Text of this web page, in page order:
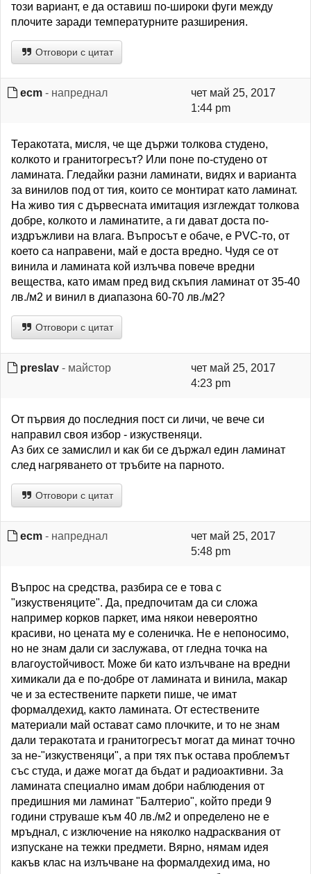
този вариант, е да оставиш по-широки фуги между
плочите заради температурните разширения.
Отговори с цитат
ecm - напреднал
чет май 25, 2017
1:44 pm
Теракотата, мисля, че ще държи толкова студено,
колкото и гранитогресът? Или поне по-студено от
ламината. Гледайки разни ламинати, видях и варианта
за винилов под от тия, които се монтират като ламинат.
На живо тия с дървесната имитация изглеждат толкова
добре, колкото и ламинатите, а ги дават доста по-
издръжливи на влага. Въпросът е обаче, е PVC-то, от
което са направени, май е доста вредно. Чудя се от
винила и ламината кой излъчва повече вредни
вещества, като имам пред вид скъпия ламинат от 35-40
лв./м2 и винил в диапазона 60-70 лв./м2?
Отговори с цитат
preslav - майстор
чет май 25, 2017
4:23 pm
От първия до последния пост си личи, че вече си
направил своя избор - изкуственяци.
Аз бих се замислил и как би се държал един ламинат
след нагряването от тръбите на парното.
Отговори с цитат
ecm - напреднал
чет май 25, 2017
5:48 pm
Въпрос на средства, разбира се е това с
"изкуственяците". Да, предпочитам да си сложа
например корков паркет, има някои невероятно
красиви, но цената му е соленичка. Не е непоносимо,
но не знам дали си заслужава, от гледна точка на
влагоустойчивост. Може би като излъчване на вредни
химикали да е по-добре от ламината и винила, макар
че и за естествените паркети пише, че имат
формалдехид, както ламината. От естествените
материали май остават само плочките, и то не знам
дали теракотата и гранитогресът могат да минат точно
за не-"изкуственяци", а при тях пък остава проблемът
със студа, и даже могат да бъдат и радиоактивни. За
ламината специално имам добри наблюдения от
предишния ми ламинат "Балтерио", който преди 9
години струваше към 40 лв./м2 и определено не е
мръднал, с изключение на няколко надрасквания от
изпускане на тежки предмети. Вярно, нямам идея
какъв клас на излъчване на формалдехид има, но